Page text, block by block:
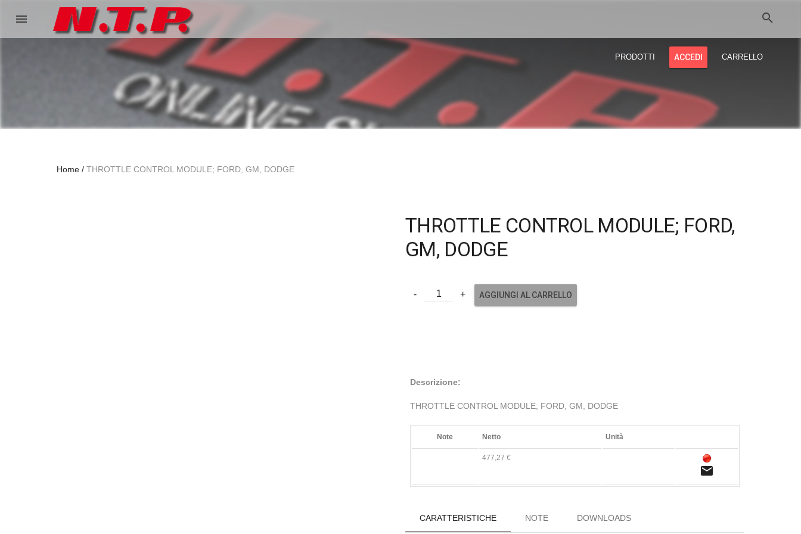
menu search
PRODOTTI ACCEDI CARRELLO
Home THROTTLE CONTROL MODULE; FORD, GM, DODGE
THROTTLE CONTROL MODULE; FORD,
GM, DODGE
AGGIUNGI AL CARRELLO
Descrizione:
THROTTLE CONTROL MODULE; FORD, GM, DODGE
Note Netto Unità
477,27 €
email
CARATTERISTICHE NOTE DOWNLOADS